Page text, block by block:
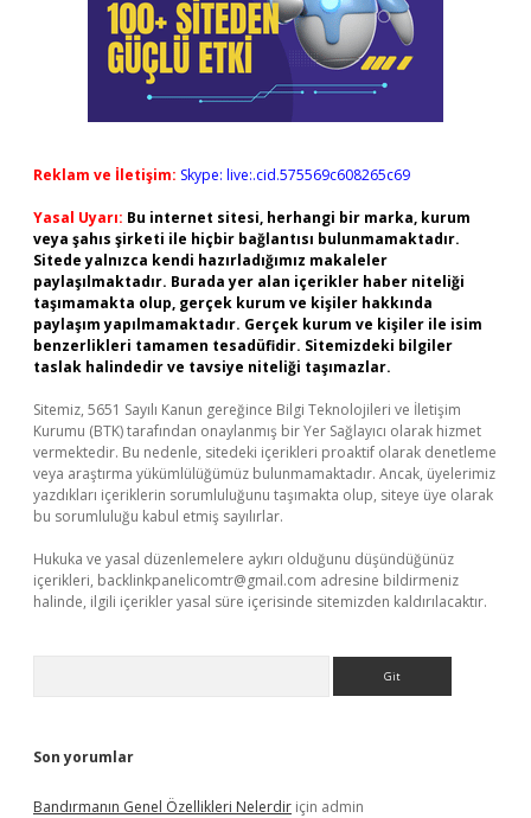
Reklam ve İletişim: Skype: live:.cid.575569c608265c69
Yasal Uyarı: Bu internet sitesi, herhangi bir marka, kurum
veya şahıs şirketi ile hiçbir bağlantısı bulunmamaktadır.
Sitede yalnızca kendi hazırladığımız makaleler
paylaşılmaktadır. Burada yer alan içerikler haber niteliği
taşımamakta olup, gerçek kurum ve kişiler hakkında
paylaşım yapılmamaktadır. Gerçek kurum ve kişiler ile isim
benzerlikleri tamamen tesadüfidir. Sitemizdeki bilgiler
taslak halindedir ve tavsiye niteliği taşımazlar.
Sitemiz, 5651 Sayılı Kanun gereğince Bilgi Teknolojileri ve İletişim
Kurumu (BTK) tarafından onaylanmış bir Yer Sağlayıcı olarak hizmet
vermektedir. Bu nedenle, sitedeki içerikleri proaktif olarak denetleme
veya araştırma yükümlülüğümüz bulunmamaktadır. Ancak, üyelerimiz
yazdıkları içeriklerin sorumluluğunu taşımakta olup, siteye üye olarak
bu sorumluluğu kabul etmiş sayılırlar.
Hukuka ve yasal düzenlemelere aykırı olduğunu düşündüğünüz
içerikleri, backlinkpanelicomtr@gmail.com adresine bildirmeniz
halinde, ilgili içerikler yasal süre içerisinde sitemizden kaldırılacaktır.
Son yorumlar
Bandırmanın Genel Özellikleri Nelerdir için admin